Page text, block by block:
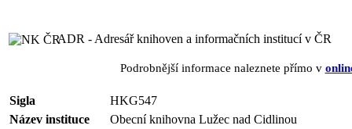
ADR - Adresář knihoven a informačních institucí v ČR
Podrobnější informace naleznete přímo v
Sigla
HKG547
Název instituce
Obecní knihovna Lužec nad Cidlinou